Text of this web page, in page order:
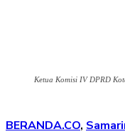
Ketua Komisi IV DPRD
BERANDA.CO,